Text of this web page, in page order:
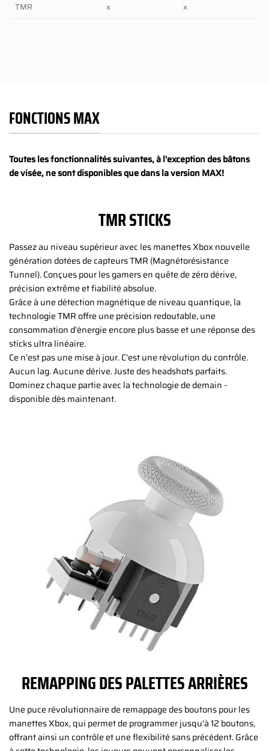
TMR
x x
FONCTIONS MAX
Toutes les fonctionnalités suivantes, à l'exception des bâtons
de visée, ne sont disponibles que dans la version MAX!
TMR STICKS
Passez au niveau supérieur avec les manettes Xbox nouvelle
génération dotées de capteurs TMR (Magnétorésistance
Tunnel). Conçues pour les gamers en quête de zéro dérive,
précision extrême et fiabilité absolue.
Grâce à une détection magnétique de niveau quantique, la
technologie TMR offre une précision redoutable, une
consommation d’énergie encore plus basse et une réponse des
sticks ultra linéaire.
Ce n’est pas une mise à jour. C’est une révolution du contrôle.
Aucun lag. Aucune dérive. Juste des headshots parfaits.
Dominez chaque partie avec la technologie de demain -
disponible dès maintenant.
REMAPPING DES PALETTES ARRIÈRES
Une puce révolutionnaire de remappage des boutons pour les
manettes Xbox, qui permet de programmer jusqu'à 12 boutons,
offrant ainsi un contrôle et une flexibilité sans précédent. Grâce